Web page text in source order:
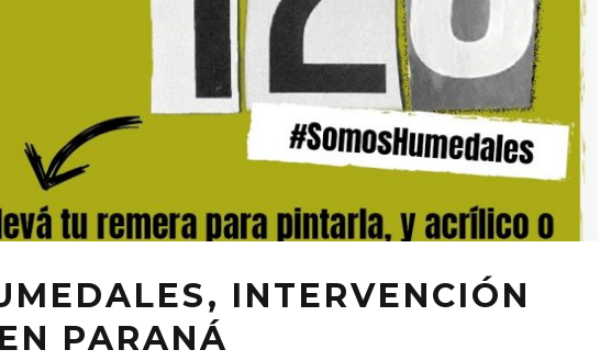
INTERVENCIÓN
PARANÁ